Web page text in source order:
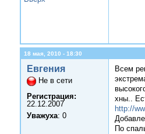
18 мая, 2010 - 18:30
Евгения
Не в сети
Регистрация:
22.12.2007
Уважуха: 0
Всем
хны..
http://
По